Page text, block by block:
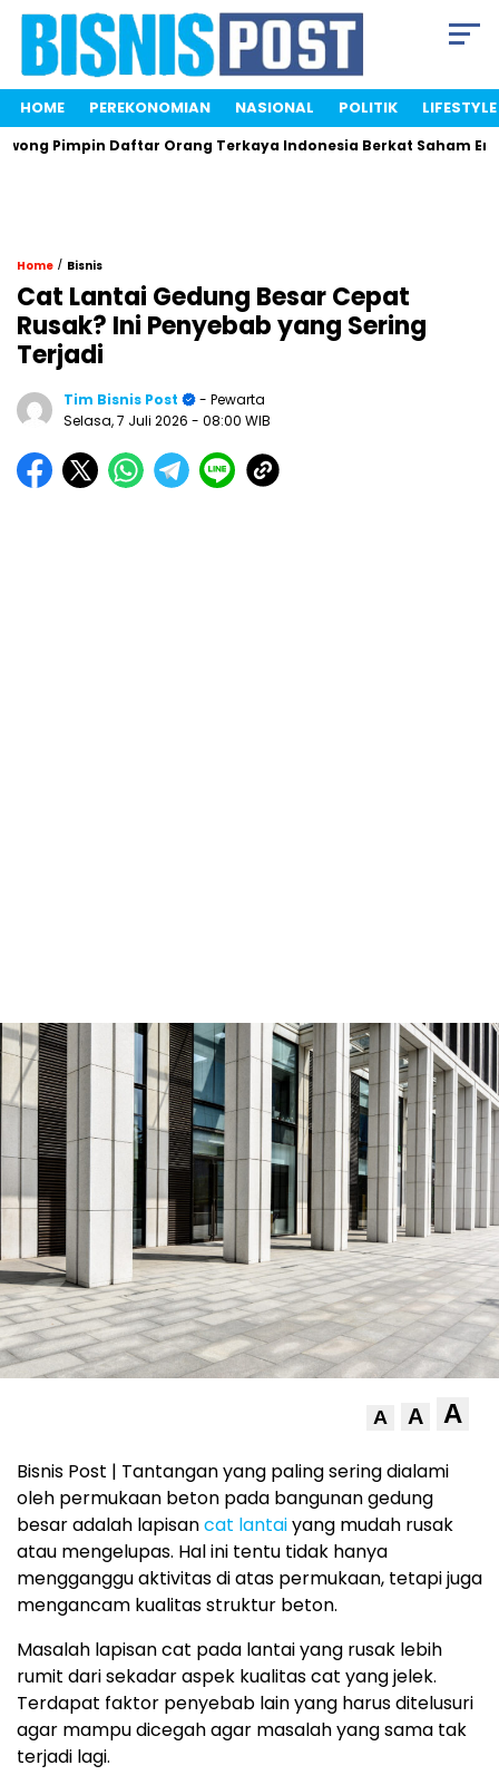
HOME PEREKONOMIAN NASIONAL POLITIK LIFESTYLE
Daftar Orang Terkaya Indonesia Berkat Saham Energi
Home / Bisnis
Cat Lantai Gedung Besar Cepat
Rusak? Ini Penyebab yang Sering
Terjadi
Tim Bisnis Post
- Pewarta
Selasa, 7 Juli 2026 - 08:00 WIB
A A A
Bisnis Post | Tantangan yang paling sering dialami
oleh permukaan beton pada bangunan gedung
besar adalah lapisancat lantaiyang mudah rusak
atau mengelupas. Hal ini tentu tidak hanya
mengganggu aktivitas di atas permukaan, tetapi juga
mengancam kualitas struktur beton.
Masalah lapisan cat pada lantai yang rusak lebih
rumit dari sekadar aspek kualitas cat yang jelek.
Terdapat faktor penyebab lain yang harus ditelusuri
agar mampu dicegah agar masalah yang sama tak
terjadi lagi.